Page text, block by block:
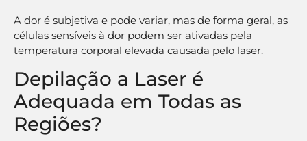
A dor é subjetiva e pode variar, mas de forma geral, as
células sensíveis à dor podem ser ativadas pela
temperatura corporal elevada causada pelo laser.
Depilação a Laser é
Adequada em Todas as
Regiões?